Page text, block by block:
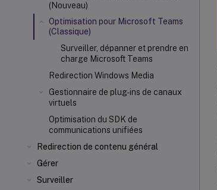
(Nouveau)
Optimisation pour Microsoft Teams
(Classique)
Surveiller, dépanner et prendre en
charge Microsoft Teams
Redirection Windows Media
Gestionnaire de plug-ins de canaux
virtuels
Optimisation du SDK de
communications unifiées
Redirection de contenu général
Gérer
Surveiller